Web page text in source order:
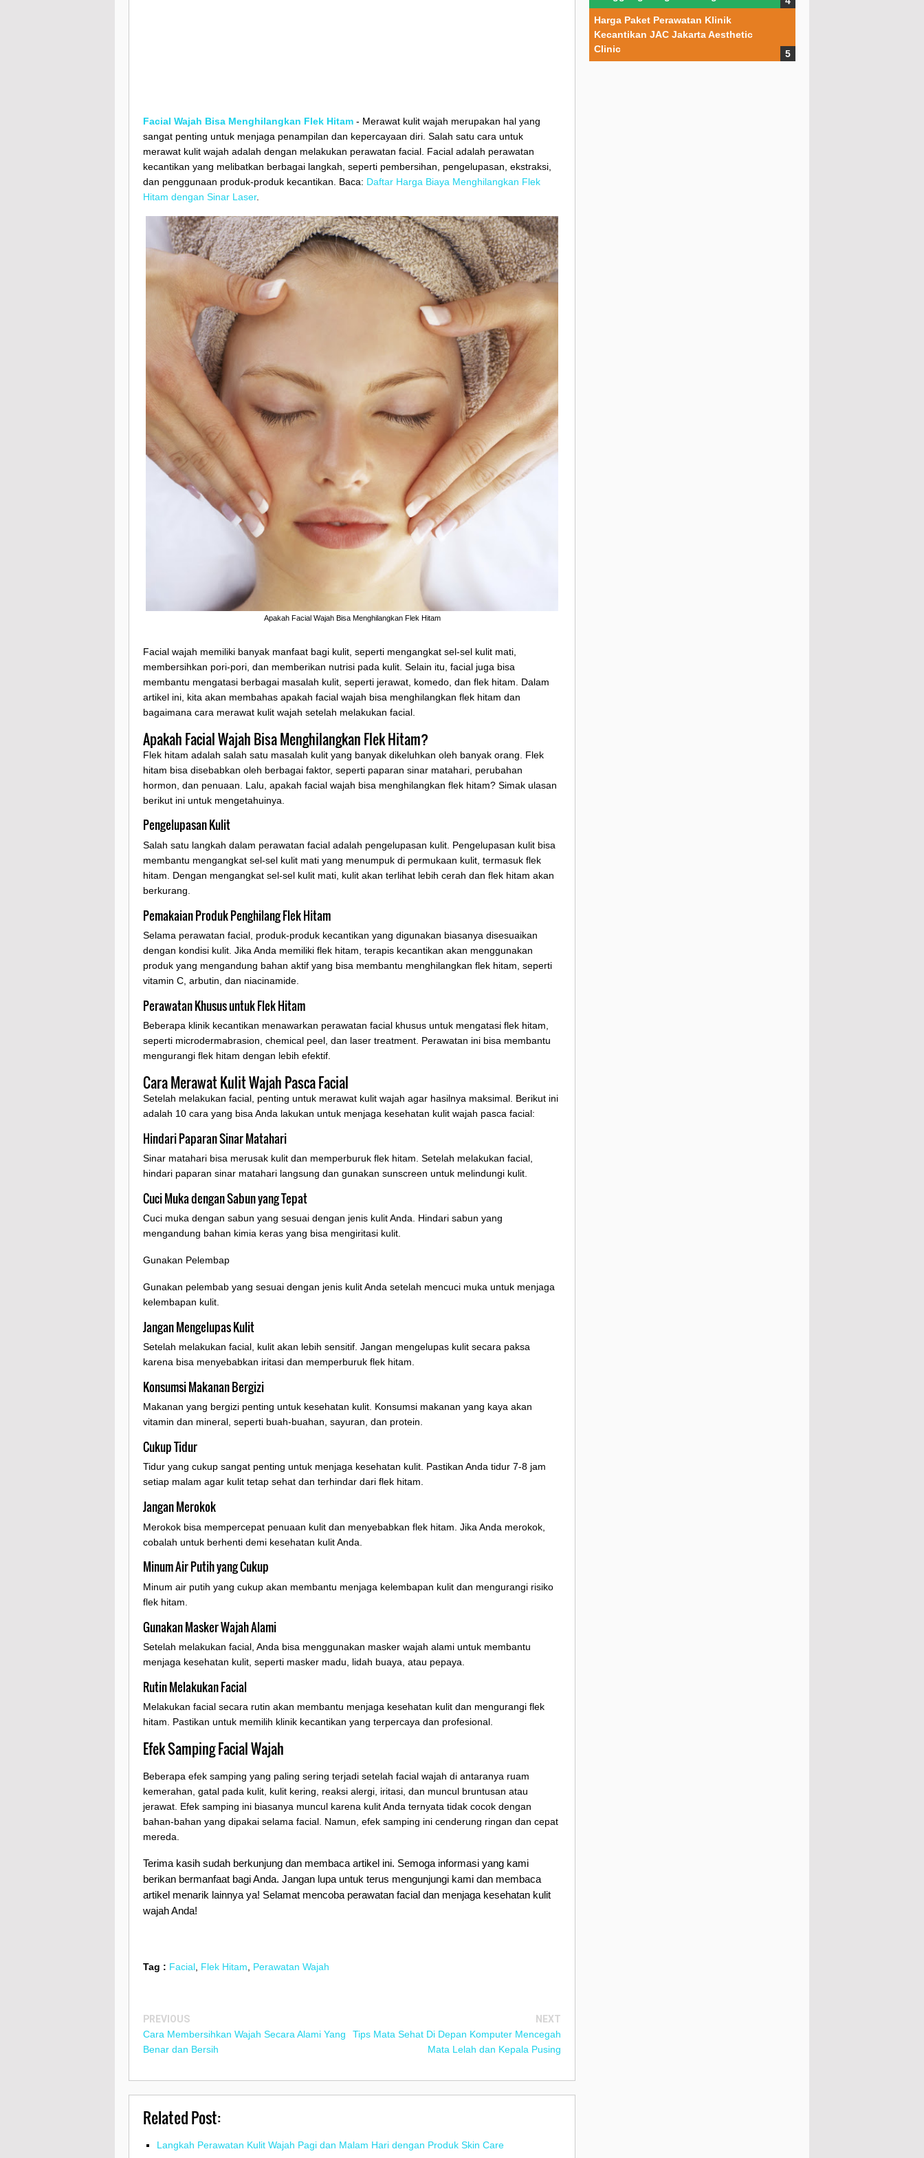
Facial Wajah Bisa Menghilangkan Flek Hitam - Merawat kulit wajah merupakan hal yang
sangat penting untuk menjaga penampilan dan kepercayaan diri. Salah satu cara untuk
merawat kulit wajah adalah dengan melakukan perawatan facial. Facial adalah perawatan
kecantikan yang melibatkan berbagai langkah, seperti pembersihan, pengelupasan, ekstraksi,
dan penggunaan produk-produk kecantikan. Baca: Daftar Harga Biaya Menghilangkan Flek
Hitam dengan Sinar Laser.
Apakah Facial Wajah Bisa Menghilangkan Flek Hitam
Facial wajah memiliki banyak manfaat bagi kulit, seperti mengangkat sel-sel kulit mati,
membersihkan pori-pori, dan memberikan nutrisi pada kulit. Selain itu, facial juga bisa
membantu mengatasi berbagai masalah kulit, seperti jerawat, komedo, dan flek hitam. Dalam
artikel ini, kita akan membahas apakah facial wajah bisa menghilangkan flek hitam dan
bagaimana cara merawat kulit wajah setelah melakukan facial.
Apakah Facial Wajah Bisa Menghilangkan Flek Hitam?
Flek hitam adalah salah satu masalah kulit yang banyak dikeluhkan oleh banyak orang. Flek
hitam bisa disebabkan oleh berbagai faktor, seperti paparan sinar matahari, perubahan
hormon, dan penuaan. Lalu, apakah facial wajah bisa menghilangkan flek hitam? Simak ulasan
berikut ini untuk mengetahuinya.
Pengelupasan Kulit
Salah satu langkah dalam perawatan facial adalah pengelupasan kulit. Pengelupasan kulit bisa
membantu mengangkat sel-sel kulit mati yang menumpuk di permukaan kulit, termasuk flek
hitam. Dengan mengangkat sel-sel kulit mati, kulit akan terlihat lebih cerah dan flek hitam akan
berkurang.
Pemakaian Produk Penghilang Flek Hitam
Selama perawatan facial, produk-produk kecantikan yang digunakan biasanya disesuaikan
dengan kondisi kulit. Jika Anda memiliki flek hitam, terapis kecantikan akan menggunakan
produk yang mengandung bahan aktif yang bisa membantu menghilangkan flek hitam, seperti
vitamin C, arbutin, dan niacinamide.
Perawatan Khusus untuk Flek Hitam
Beberapa klinik kecantikan menawarkan perawatan facial khusus untuk mengatasi flek hitam,
seperti microdermabrasion, chemical peel, dan laser treatment. Perawatan ini bisa membantu
mengurangi flek hitam dengan lebih efektif.
Cara Merawat Kulit Wajah Pasca Facial
Setelah melakukan facial, penting untuk merawat kulit wajah agar hasilnya maksimal. Berikut ini
adalah 10 cara yang bisa Anda lakukan untuk menjaga kesehatan kulit wajah pasca facial:
Hindari Paparan Sinar Matahari
Sinar matahari bisa merusak kulit dan memperburuk flek hitam. Setelah melakukan facial,
hindari paparan sinar matahari langsung dan gunakan sunscreen untuk melindungi kulit.
Cuci Muka dengan Sabun yang Tepat
Cuci muka dengan sabun yang sesuai dengan jenis kulit Anda. Hindari sabun yang
mengandung bahan kimia keras yang bisa mengiritasi kulit.
Gunakan Pelembap
Gunakan pelembab yang sesuai dengan jenis kulit Anda setelah mencuci muka untuk menjaga
kelembapan kulit.
Jangan Mengelupas Kulit
Setelah melakukan facial, kulit akan lebih sensitif. Jangan mengelupas kulit secara paksa
karena bisa menyebabkan iritasi dan memperburuk flek hitam.
Konsumsi Makanan Bergizi
Makanan yang bergizi penting untuk kesehatan kulit. Konsumsi makanan yang kaya akan
vitamin dan mineral, seperti buah-buahan, sayuran, dan protein.
Cukup Tidur
Tidur yang cukup sangat penting untuk menjaga kesehatan kulit. Pastikan Anda tidur 7-8 jam
setiap malam agar kulit tetap sehat dan terhindar dari flek hitam.
Jangan Merokok
Merokok bisa mempercepat penuaan kulit dan menyebabkan flek hitam. Jika Anda merokok,
cobalah untuk berhenti demi kesehatan kulit Anda.
Minum Air Putih yang Cukup
Minum air putih yang cukup akan membantu menjaga kelembapan kulit dan mengurangi risiko
flek hitam.
Gunakan Masker Wajah Alami
Setelah melakukan facial, Anda bisa menggunakan masker wajah alami untuk membantu
menjaga kesehatan kulit, seperti masker madu, lidah buaya, atau pepaya.
Rutin Melakukan Facial
Melakukan facial secara rutin akan membantu menjaga kesehatan kulit dan mengurangi flek
hitam. Pastikan untuk memilih klinik kecantikan yang terpercaya dan profesional.
Efek Samping Facial Wajah
Beberapa efek samping yang paling sering terjadi setelah facial wajah di antaranya ruam
kemerahan, gatal pada kulit, kulit kering, reaksi alergi, iritasi, dan muncul bruntusan atau
jerawat. Efek samping ini biasanya muncul karena kulit Anda ternyata tidak cocok dengan
bahan-bahan yang dipakai selama facial. Namun, efek samping ini cenderung ringan dan cepat
mereda.
Terima kasih sudah berkunjung dan membaca artikel ini. Semoga informasi yang kami
berikan bermanfaat bagi Anda. Jangan lupa untuk terus mengunjungi kami dan membaca
artikel menarik lainnya ya! Selamat mencoba perawatan facial dan menjaga kesehatan kulit
wajah Anda!
Tag : Facial, Flek Hitam, Perawatan Wajah
PREVIOUS
Cara Membersihkan Wajah Secara Alami Yang
Benar dan Bersih
NEXT
Tips Mata Sehat Di Depan Komputer Mencegah
Mata Lelah dan Kepala Pusing
Related Post:
Langkah Perawatan Kulit Wajah Pagi dan Malam Hari dengan Produk Skin Care
Harga Paket Perawatan Klinik
Kecantikan JAC Jakarta Aesthetic
Clinic